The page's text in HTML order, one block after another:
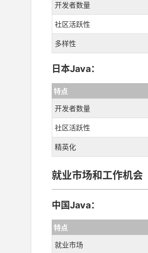
开发者数量
社区活跃性
多样性
日本Java：
特点
开发者数量
社区活跃性
精英化
就业市场和工作机会
中国Java：
特点
就业市场